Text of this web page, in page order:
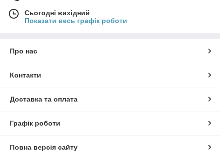
Сьогодні вихідний
Показати весь графік роботи
Про нас
Контакти
Доставка та оплата
Графік роботи
Повна версія сайту